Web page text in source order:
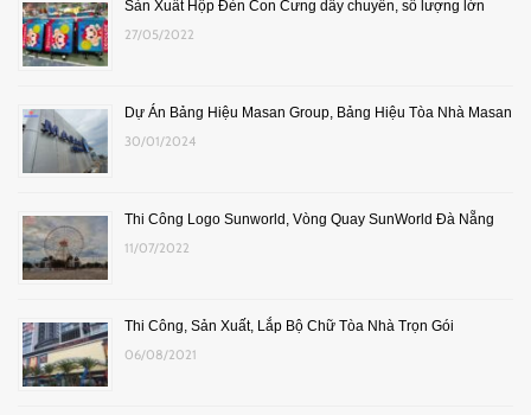
Sản Xuất Hộp Đèn Con Cưng dây chuyền, số lượng lớn
27/05/2022
Dự Án Bảng Hiệu Masan Group, Bảng Hiệu Tòa Nhà Masan
30/01/2024
Thi Công Logo Sunworld, Vòng Quay SunWorld Đà Nẵng
11/07/2022
Thi Công, Sản Xuất, Lắp Bộ Chữ Tòa Nhà Trọn Gói
06/08/2021